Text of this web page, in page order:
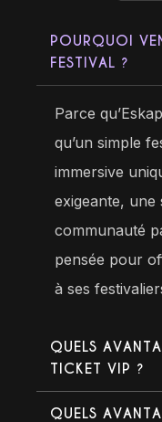
POURQUOI
FESTIVAL ?
Parce
qu’un simple
immersive
exigeante, une
communauté
pensée pour
à ses
QUELS
TICKET VIP ?
QUELS